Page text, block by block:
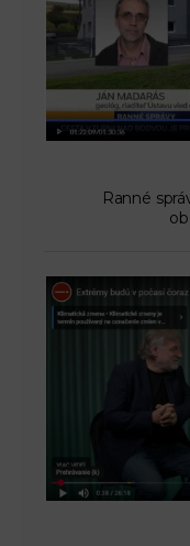
Ranné